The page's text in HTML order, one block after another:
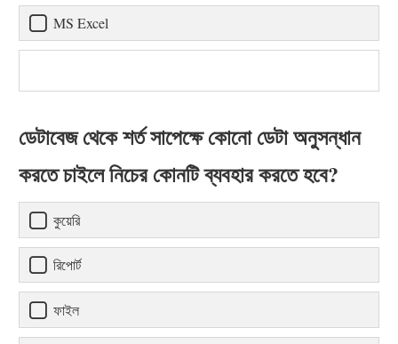
MS Excel
ডেটাবেজ থেকে শর্ত সাপেক্ষে কোনো ডেটা অনুসন্ধান
করতে চাইলে নিচের কোনটি ব্যবহার করতে হবে?
কুয়েরি
রিপোর্ট
ফাইল